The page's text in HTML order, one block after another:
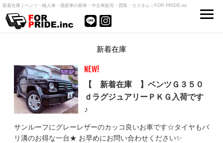
新着在庫 | ベンツ・輸入車・国産車の新車・中古車販売・買取・カスタム｜FOR PRIDE.inc
新着在庫
NEW!
【 新着在庫 】ベンツＧ３５０
ｄラグジュアリーＰＫＧ入荷です
♪
サンルーフにグレーレザーのカッコ良いお車です☆タイヤもバ
リ溝のお得な一台★ お早めにお問い合わせください✨